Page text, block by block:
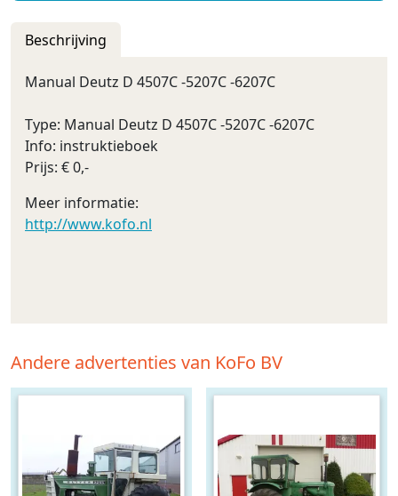
Beschrijving
Manual Deutz D 4507C -5207C -6207C
Type: Manual Deutz D 4507C -5207C -6207C
Info: instruktieboek
Prijs: € 0,-
Meer informatie:
http://www.kofo.nl
Andere advertenties van KoFo BV